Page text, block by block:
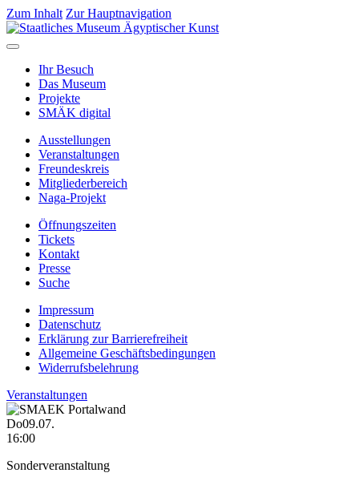
Zum Inhalt Zur Hauptnavigation
Ihr Besuch
Das Museum
Projekte
SMÄK digital
Ausstellungen
Veranstaltungen
Freundeskreis
Mitgliederbereich
Naga-Projekt
Öffnungszeiten
Tickets
Kontakt
Presse
Suche
Impressum
Datenschutz
Erklärung zur Barrierefreiheit
Allgemeine Geschäftsbedingungen
Widerrufsbelehrung
Veranstaltungen
Do09.07.
16:00
Sonderveranstaltung